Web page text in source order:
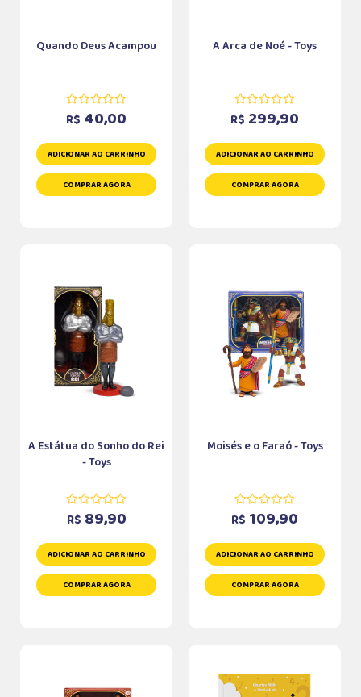
Quando Deus Acampou
R$ 40,00
ADICIONAR AO CARRINHO
COMPRAR AGORA
A Arca de Noé - Toys
R$ 299,90
ADICIONAR AO CARRINHO
COMPRAR AGORA
A Estátua do Sonho do Rei
- Toys
R$ 89,90
ADICIONAR AO CARRINHO
COMPRAR AGORA
Moisés e o Faraó - Toys
R$ 109,90
ADICIONAR AO CARRINHO
COMPRAR AGORA